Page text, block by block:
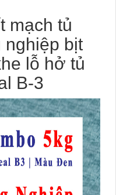
mạch tủ
nghiệp bịt
lỗ hở tủ
B-3